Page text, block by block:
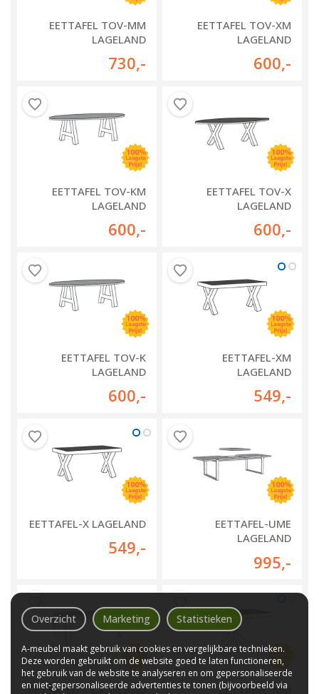
EETTAFEL TOV-MM
LAGELAND
730,-
EETTAFEL TOV-XM
LAGELAND
600,-
EETTAFEL TOV-KM
LAGELAND
600,-
EETTAFEL TOV-X
LAGELAND
600,-
EETTAFEL TOV-K
LAGELAND
600,-
EETTAFEL-XM
LAGELAND
549,-
EETTAFEL-X LAGELAND
549,-
EETTAFEL-UME
LAGELAND
995,-
EETTAFEL-T LAGELAND EETTAFEL-MM
Overzicht Marketing Statistieken
A-meubel maakt gebruik van cookies en vergelijkbare technieken.
Deze worden gebruikt om de website goed te laten functioneren,
het gebruik van de website te analyseren en om gepersonaliseerde
en niet-gepersonaliseerde advertenties te tonen (bijvoorbeeld via